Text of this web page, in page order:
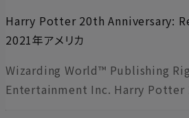
Harry Potter 20th Anniversary:
2021年アメリカ
Wizarding World™ Publishing
Entertainment Inc. Harry Potter